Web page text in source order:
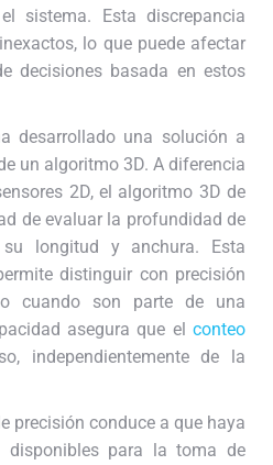
sistema. Esta discrepancia
lo que puede afectar
decisiones basada en estos
desarrollado una solución a
un algoritmo 3D. A diferencia
2D, el algoritmo 3D de
de evaluar la profundidad de
longitud y anchura. Esta
distinguir con precisión
cuando son parte de una
asegura que el conteo
independientemente de la
precisión conduce a que haya
para la toma de